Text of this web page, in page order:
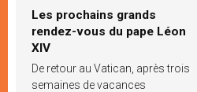
Les prochains grands
rendez-vous du pape Léon
XIV
De retour au Vatican, après trois
semaines de vacances